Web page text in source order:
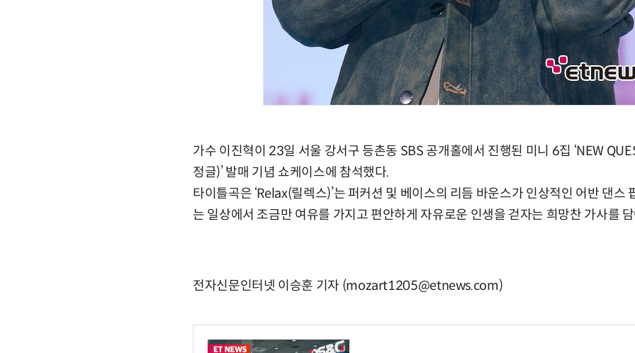
가수 이진혁이 23일 서울 강서구 등촌동 SBS 공개홀에서 진행된 미니 6집 ‘NEW
정글)’ 발매 기념 쇼케이스에 참석했다.
타이틀곡은 ‘Relax(릴렉스)’는 퍼커션 및 베이스의 리듬 바운스가 인상적인 어반 댄스
는 일상에서 조금만 여유를 가지고 편안하게 자유로운 인생을 걷자는 희망찬 가사를
전자신문인터넷 이승훈 기자 (mozart1205@etnews.com)